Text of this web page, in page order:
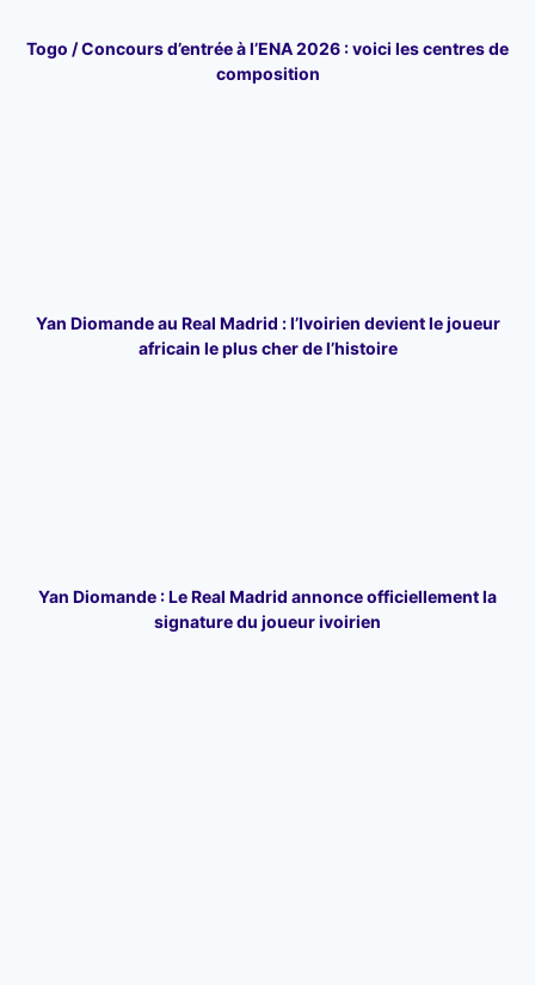
Togo / Concours d’entrée à l’ENA 2026 : voici les centres de
composition
Yan Diomande au Real Madrid : l’Ivoirien devient le joueur
africain le plus cher de l’histoire
Yan Diomande : Le Real Madrid annonce officiellement la
signature du joueur ivoirien